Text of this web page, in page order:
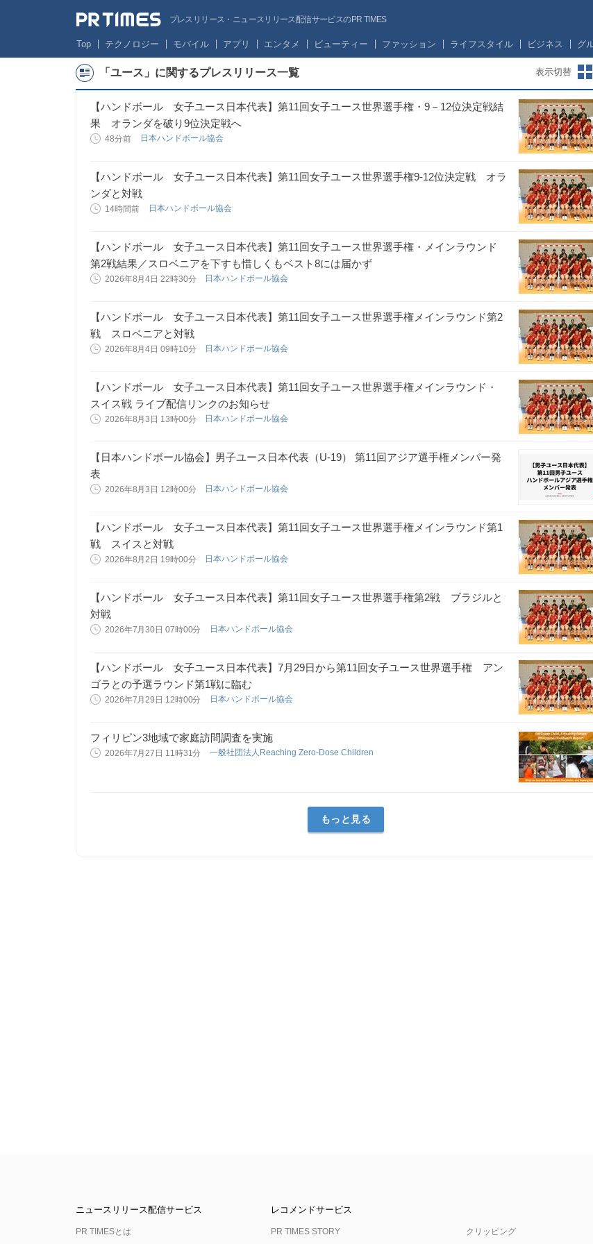
プレスリリース・ニュースリリース配信サービスのPR TIMES
Top テクノロジー モバイル アプリ エンタメ ビューティー ファッション ライフスタイル ビジネス グ
「ユース」に関するプレスリリース一覧 表示切替
【ハンドボール 女子ユース日本代表】第11回女子ユース世界選手権・9－12位決定戦結
果 オランダを破り9位決定戦へ
48分前 日本ハンドボール協会
【ハンドボール 女子ユース日本代表】第11回女子ユース世界選手権9-12位決定戦 オラ
ンダと対戦
14時間前 日本ハンドボール協会
【ハンドボール 女子ユース日本代表】第11回女子ユース世界選手権・メインラウンド
第2戦結果／スロベニアを下すも惜しくもベスト8には届かず
2026年8月4日 22時30分 日本ハンドボール協会
【ハンドボール 女子ユース日本代表】第11回女子ユース世界選手権メインラウンド第2
戦 スロベニアと対戦
2026年8月4日 09時10分 日本ハンドボール協会
【ハンドボール 女子ユース日本代表】第11回女子ユース世界選手権メインラウンド・
スイス戦 ライブ配信リンクのお知らせ
2026年8月3日 13時00分 日本ハンドボール協会
【日本ハンドボール協会】男子ユース日本代表（U-19） 第11回アジア選手権メンバー発
表
2026年8月3日 12時00分 日本ハンドボール協会
【ハンドボール 女子ユース日本代表】第11回女子ユース世界選手権メインラウンド第1
戦 スイスと対戦
2026年8月2日 19時00分 日本ハンドボール協会
【ハンドボール 女子ユース日本代表】第11回女子ユース世界選手権第2戦 ブラジルと
対戦
2026年7月30日 07時00分 日本ハンドボール協会
【ハンドボール 女子ユース日本代表】7月29日から第11回女子ユース世界選手権 アン
ゴラとの予選ラウンド第1戦に臨む
2026年7月29日 12時00分 日本ハンドボール協会
フィリピン3地域で家庭訪問調査を実施
2026年7月27日 11時31分 一般社団法人Reaching Zero‐Dose Children
もっと見る
ニュースリリース配信サービス
PR TIMESとは
レコメンドサービス
PR TIMES STORY クリッピング